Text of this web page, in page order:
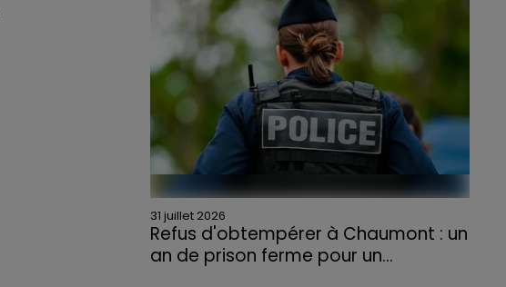
agriculteurs volontaires pour venir en aide...
31 juillet 2026
Refus d'obtempérer à Chaumont : un
an de prison ferme pour un...